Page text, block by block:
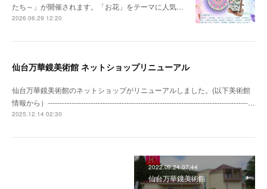
たち～」が開催されます。「お花」をテーマに人気…
2026.06.29 12:20
仙台万華鏡美術館 ネットショップリニューアル
仙台万華鏡美術館のネットショップがリニューアルしました。(以下美術館
情報から）------------------------------------------------------------------------------------…
2025.12.14 02:30
2022.09.24 07:44
仙台万華鏡美術館